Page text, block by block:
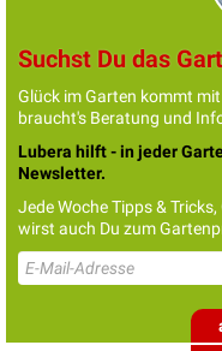
Suchst Du das
Glück im Garten kommt
braucht's Beratung und
Lubera hilft - in jeder
Newsletter.
Jede Woche Tipps &
wirst auch Du zum